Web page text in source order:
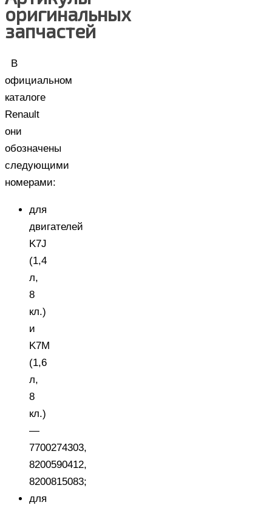
оригинальных
запчастей
В
официальном
каталоге
Renault
они
обозначены
следующими
номерами:
для
двигателей
K7J
(1,4
л,
8
кл.)
и
K7M
(1,6
л,
8
кл.)
—
7700274303,
8200590412,
8200815083;
для